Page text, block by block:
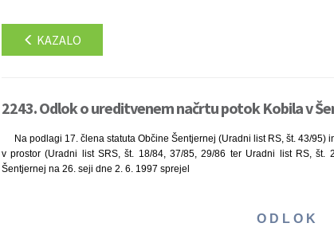
KAZALO
2243. Odlok o ureditvenem načrtu potok Kobila v
Na podlagi 17. člena statuta Občine Šentjernej (Uradni list RS, št. 43/
v prostor (Uradni list SRS, št. 18/84, 37/85, 29/86 ter Uradni list RS, št.
Šentjernej na 26. seji dne 2. 6. 1997 sprejel
O D L O K